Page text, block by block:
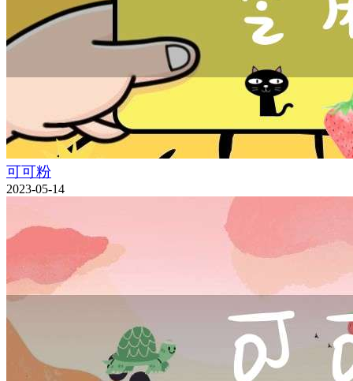
可可粉
2023-05-14